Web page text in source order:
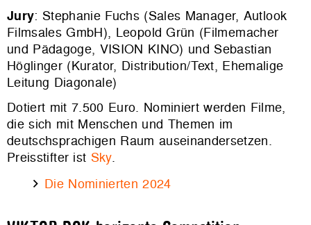
Jury: Stephanie Fuchs (Sales Manager, Autlook
Filmsales GmbH), Leopold Grün (Filmemacher
und Pädagoge, VISION KINO) und Sebastian
Höglinger (Kurator, Distribution/Text, Ehemalige
Leitung Diagonale)
Dotiert mit 7.500 Euro. Nominiert werden Filme,
die sich mit Menschen und Themen im
deutschsprachigen Raum auseinandersetzen.
Preisstifter ist Sky.
Die Nominierten 2024